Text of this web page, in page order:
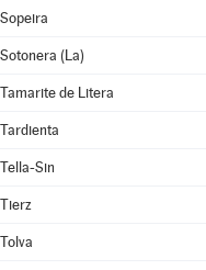
Sopeira
Sotonera (La)
Tamarite de Litera
Tardienta
Tella-Sin
Tierz
Tolva